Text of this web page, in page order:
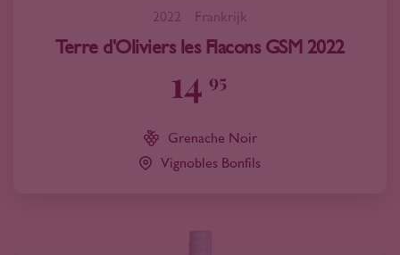
2022 Frankrijk
Terre d'Oliviers les Flacons GSM 2022
14 95
Grenache Noir
Vignobles Bonfils